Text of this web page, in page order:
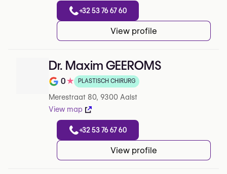
+32 53 76 67 60
View profile
Dr. Maxim GEEROMS
Note de 0 sur 5 sur Google
0★ PLASTISCH CHIRURG
Merestraat 80, 9300 Aalst
View map
+32 53 76 67 60
View profile